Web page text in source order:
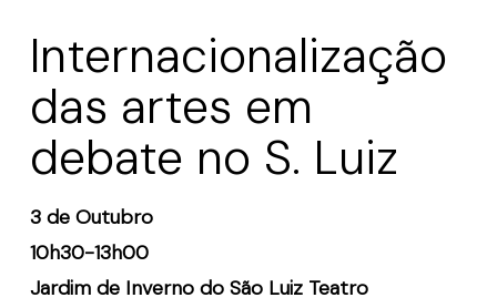
Internacionalização
das artes em
debate no S. Luiz
3 de Outubro
10h30-13h00
Jardim de Inverno do São Luiz Teatro